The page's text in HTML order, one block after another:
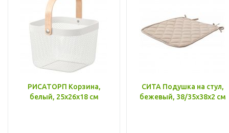
РИСАТОРП Корзина,
белый, 25x26x18 см
СИТА Подушка на стул,
бежевый, 38/35x38x2 см